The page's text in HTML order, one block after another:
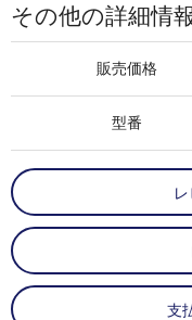
その他の詳細情
販売価格
型番
支